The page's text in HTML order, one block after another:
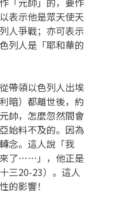
表示他是眾天使天
人爭戰；亦可表示
列人是「耶和華的
帶領以色列人出埃
暗）都離世後，約
帥，怎麼忽然間會
始料不及的。因為
念。這人說「我
了……」，他正是
三20-23）。這人
的影響！